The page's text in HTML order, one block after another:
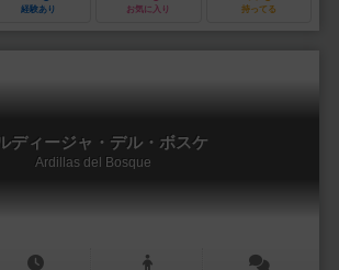
経験あり お気に入り 持ってる
ディージャ・デル・ボスケ
Ardillas del Bosque